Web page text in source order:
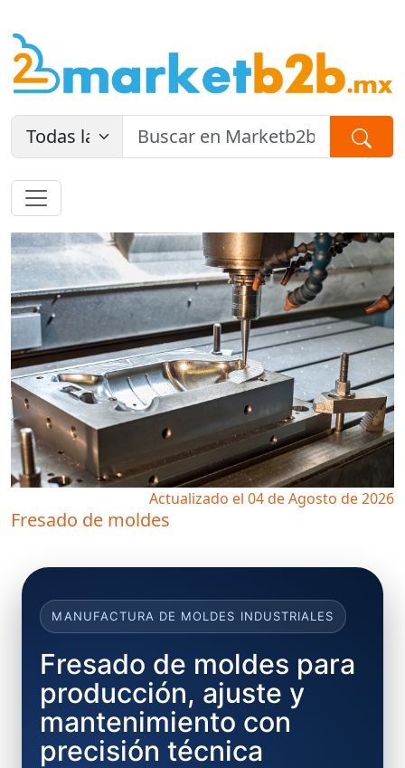
Actualizado el 04 de Agosto de 2026
Fresado de moldes
MANUFACTURA DE MOLDES INDUSTRIALES
Fresado de moldes para
producción, ajuste y
mantenimiento con
precisión técnica